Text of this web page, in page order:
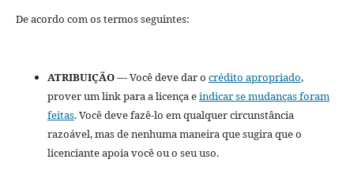
De acordo com os termos seguintes:
ATRIBUIÇÃO— Você deve dar o crédito apropriado,
prover um link para a licença eindicar se mudanças foram
feitas. Você deve fazê-lo em qualquer circunstância
razoável, mas de nenhuma maneira que sugira que o
licenciante apoia você ou o seu uso.